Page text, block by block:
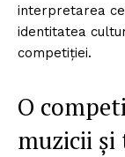
interpretarea
identitatea
competiției.
O
muzicii